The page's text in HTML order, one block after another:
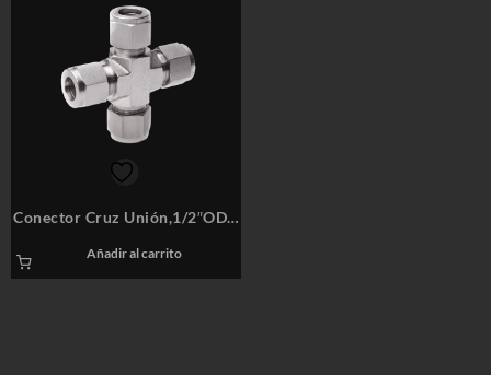
Conector Cruz Unión,1/2″ODT,
Añadir al carrito